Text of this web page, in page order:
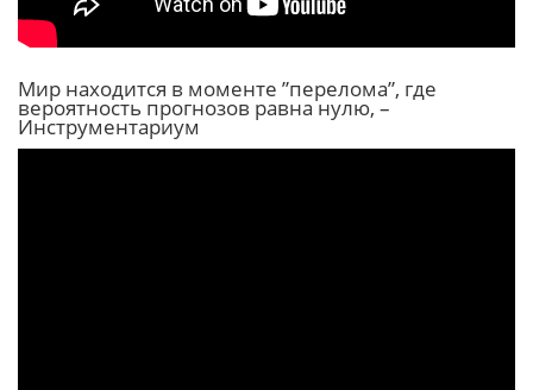
Мир находится в моменте ”перелома”, где
вероятность прогнозов равна нулю, –
Инструментариум